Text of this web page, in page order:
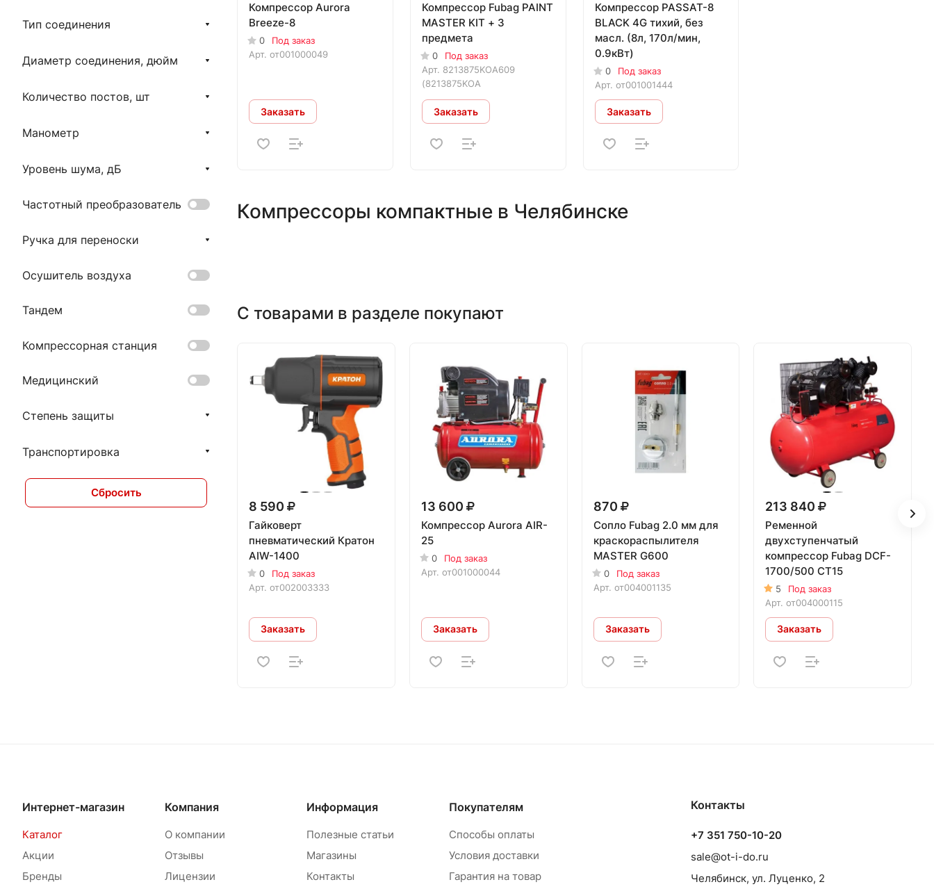
Компрессор Aurora
Breeze-8
0
Под заказ
Арт. от001000049
Заказать
Компрессор Fubag PAINT
MASTER KIT + 3
предмета
0
Под заказ
Арт. 8213875KOA609
(8213875KOA
Заказать
Компрессор PASSAT-8
BLACK 4G тихий, без
масл. (8л, 170л/мин,
0.9кВт)
0
Под заказ
Арт. от001001444
Заказать
Компрессоры компактные в Челябинске
С товарами в разделе покупают
8 590
Гайковерт
пневматический Кратон
AIW-1400
0
Под заказ
Арт. от002003333
Заказать
13 600
Компрессор Aurora AIR-
25
0
Под заказ
Арт. от001000044
Заказать
870
Сопло Fubag 2.0 мм для
краскораспылителя
MASTER G600
0
Под заказ
Арт. от004001135
Заказать
213 840
Ременной
двухступенчатый
компрессор Fubag DCF-
1700/500 CT15
5
Под заказ
Арт.от004000115
Заказать
Тип соединения
Диаметр соединения, дюйм
Количество постов, шт
Манометр
Уровень шума, дБ
Частотный преобразователь
Ручка для переноски
Осушитель воздуха
Тандем
Компрессорная станция
Медицинский
Степень защиты
Транспортировка
Сбросить
Интернет-магазин
Каталог
Акции
Бренды
Компания
О компании
Отзывы
Лицензии
Информация
Полезные статьи
Магазины
Контакты
Покупателям
Способы оплаты
Условия доставки
Гарантия на товар
Контакты
+7 351 750-10-20
sale@ot-i-do.ru
Челябинск, ул. Луценко, 2